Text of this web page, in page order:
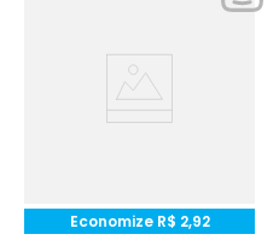
Economize R$ 2,92